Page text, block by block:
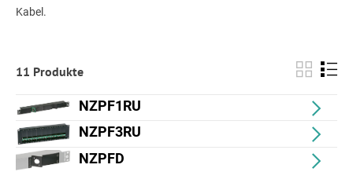
Kabel.
11 Produkte
NZPF1RU
NZPF3RU
NZPFD